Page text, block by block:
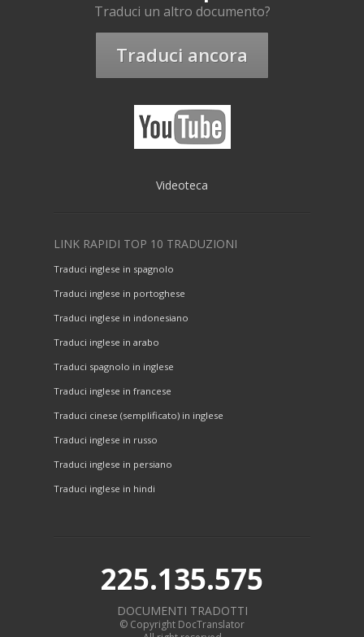
Traduci un altro documento?
Traduci ancora
Videoteca
LINK RAPIDI TOP 10 TRADUZIONI
Traduci inglese in spagnolo
Traduci inglese in portoghese
Traduci inglese in indonesiano
Traduci inglese in arabo
Traduci spagnolo in inglese
Traduci inglese in francese
Traduci cinese (semplificato) in inglese
Traduci inglese in russo
Traduci inglese in persiano
Traduci inglese in hindi
225.135.575
DOCUMENTI TRADOTTI
© Copyright DocTranslator